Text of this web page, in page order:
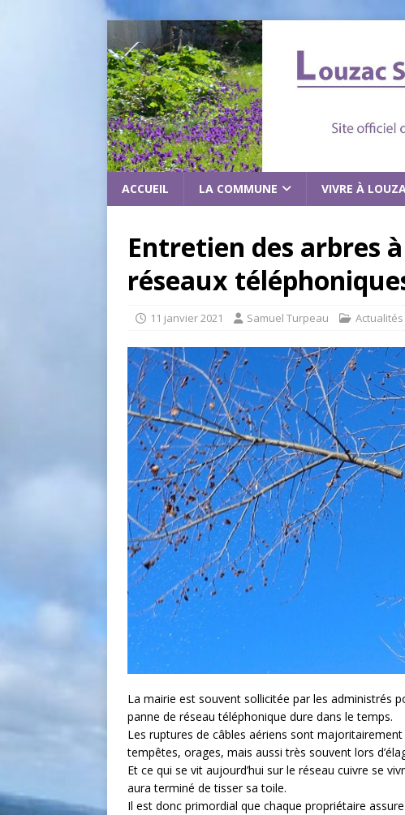
ACCUEIL LA COMMUNE VIVRE À
Entretien des arbres
réseaux
11 janvier 2021 Samuel Turpeau Actualités
La mairie est souvent sollicitée par les administrés
panne de réseau téléphonique dure dans le temps.
Les ruptures de câbles aériens sont
tempêtes, orages, mais aussi très souvent lors
Et ce qui se vit aujourd’hui sur le réseau cuivre se
aura terminé de tisser sa toile.
Il est donc primordial que chaque propriétaire